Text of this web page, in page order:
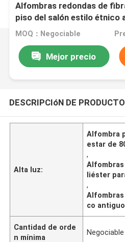
Alfombras redondas de
piso del salón estilo étnico
MOQ：Negociable
Mejor precio
DESCRIPCIóN DE PRODUCTO
Alta luz:
Alfombra
estar de
,
liéster
,
co antiguo
Cantidad de orde
n mínima
Negociable